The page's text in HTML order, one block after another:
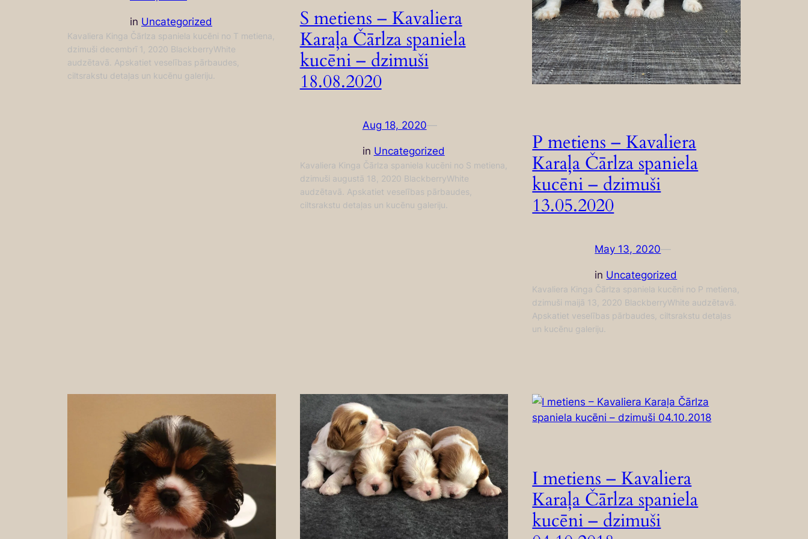
in Uncategorized
Kavaliera Kinga Čārlza spaniela kucēni no T metiena,
dzimuši decembrī 1, 2020 BlackberryWhite
audzētavā. Apskatiet veselības pārbaudes,
ciltsrakstu detaļas un kucēnu galeriju.
S metiens – Kavaliera
Karaļa Čārlza spaniela
kucēni – dzimuši
18.08.2020
Aug 18, 2020—
in Uncategorized
Kavaliera Kinga Čārlza spaniela kucēni no S metiena,
dzimuši augustā 18, 2020 BlackberryWhite
audzētavā. Apskatiet veselības pārbaudes,
ciltsrakstu detaļas un kucēnu galeriju.
P metiens – Kavaliera
Karaļa Čārlza spaniela
kucēni – dzimuši
13.05.2020
May 13, 2020—
in Uncategorized
Kavaliera Kinga Čārlza spaniela kucēni no P metiena,
dzimuši maijā 13, 2020 BlackberryWhite audzētavā.
Apskatiet veselības pārbaudes, ciltsrakstu detaļas
un kucēnu galeriju.
I metiens – Kavaliera
Karaļa Čārlza spaniela
kucēni – dzimuši